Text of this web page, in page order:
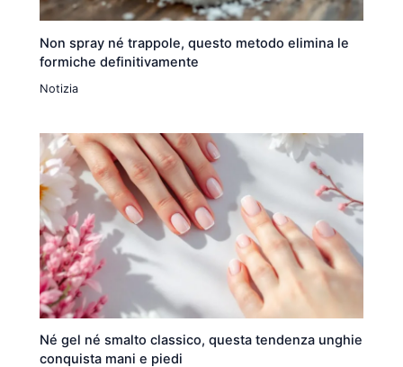
Non spray né trappole, questo metodo elimina le
formiche definitivamente
Notizia
Né gel né smalto classico, questa tendenza unghie
conquista mani e piedi